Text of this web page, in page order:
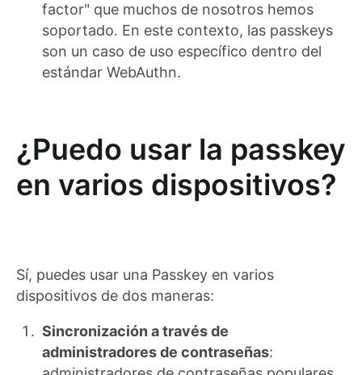
factor" que muchos de nosotros hemos
soportado. En este contexto, las passkeys
son un caso de uso específico dentro del
estándar WebAuthn.
¿Puedo usar la passkey
en varios dispositivos?
Sí, puedes usar una Passkey en varios
dispositivos de dos maneras:
Sincronización a través de
administradores de contraseñas: